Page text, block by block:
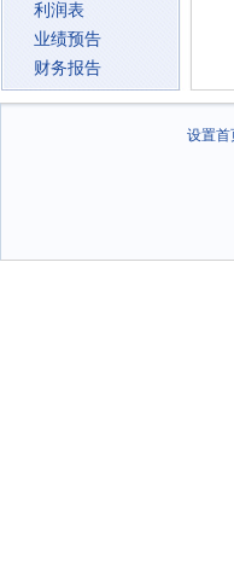
利润表
业绩预告
财务报告
设置首